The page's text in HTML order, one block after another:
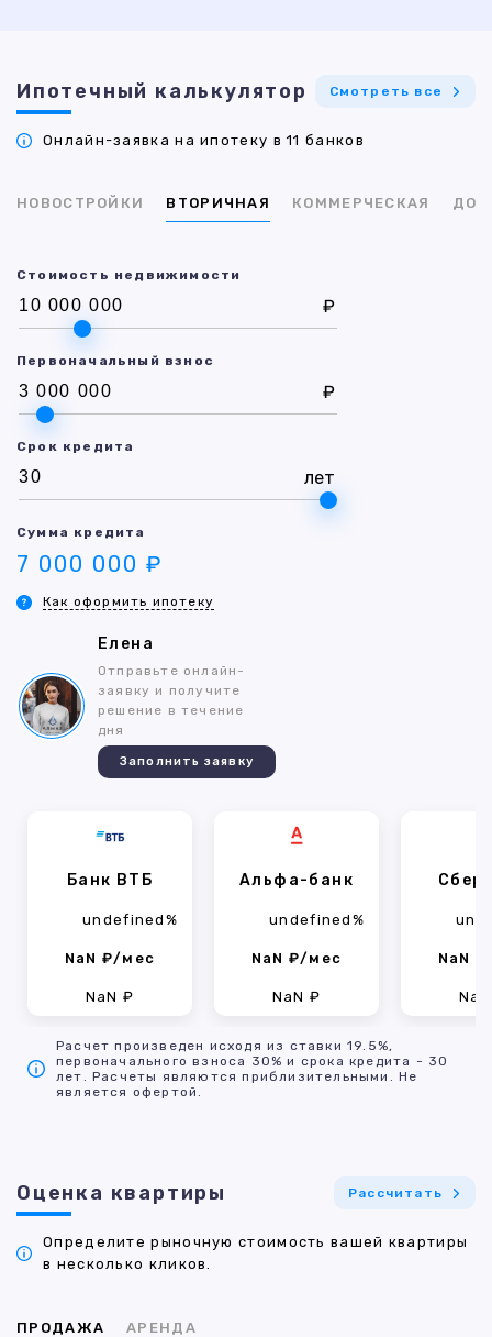
Ипотечный калькулятор Смотреть все
Онлайн-заявка на ипотеку в 11 банков
НОВОСТРОЙКИ ВТОРИЧНАЯ КОММЕРЧЕСКАЯ ДОМ
Стоимость недвижимости
₽
Первоначальный взнос
₽
Срок кредита
лет
Сумма кредита
7 000 000 ₽
Как оформить ипотеку
Елена
Отправьте онлайн-
заявку и получите
решение в течение
дня
Заполнить заявку
Банк ВТБ
undefined%
NaN ₽/мес
NaN ₽
Альфа-банк
undefined%
NaN ₽/мес
NaN ₽
NaN
Расчет произведен исходя из ставки 19.5%,
первоначального взноса 30% и срока кредита - 30
лет. Расчеты являются приблизительными. Не
является офертой.
Оценка квартиры Рассчитать
Определите рыночную стоимость вашей квартиры
в несколько кликов.
ПРОДАЖА АРЕНДА